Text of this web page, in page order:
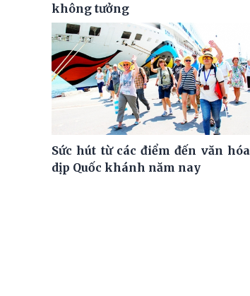
không tưởng
Sức hút từ các điểm đến văn hóa
dịp Quốc khánh năm nay